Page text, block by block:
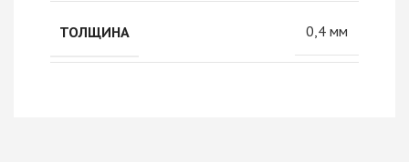
ТОЛЩИНА 0,4 мм